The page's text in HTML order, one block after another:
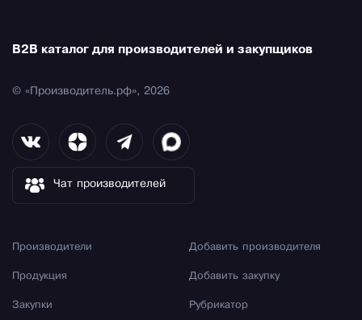
B2B каталог для производителей и закупщиков
© «Производитель.рф», 2026
Чат производителей
Производители
Продукция
Закупки
Добавить производителя
Добавить закупку
Рубрикатор